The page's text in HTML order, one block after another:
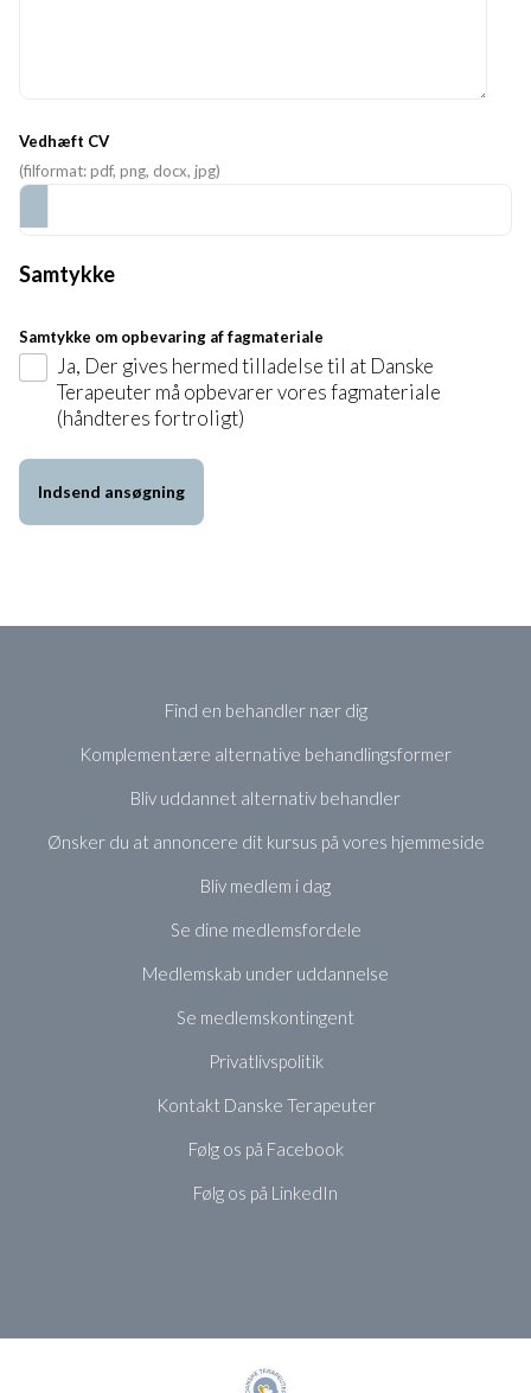
Vedhæft CV
(filformat: pdf, png, docx, jpg)
Samtykke
Samtykke om opbevaring af fagmateriale
Ja, Der gives hermed tilladelse til at Danske
Terapeuter må opbevarer vores fagmateriale
(håndteres fortroligt)
Find en behandler nær dig
Komplementære alternative behandlingsformer
Bliv uddannet alternativ behandler
Ønsker du at annoncere dit kursus på vores hjemmeside
Bliv medlem i dag
Se dine medlemsfordele
Medlemskab under uddannelse
Se medlemskontingent
Privatlivspolitik
Kontakt Danske Terapeuter
Følg os på Facebook
Følg os på LinkedIn